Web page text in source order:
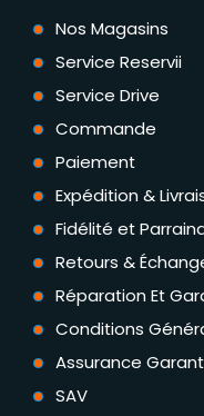
Nos Magasins
Service Reservii
Service Drive
Commande
Paiement
Expédition &
Fidélité et
Retours &
Réparation Et
Conditions
Assurance
SAV